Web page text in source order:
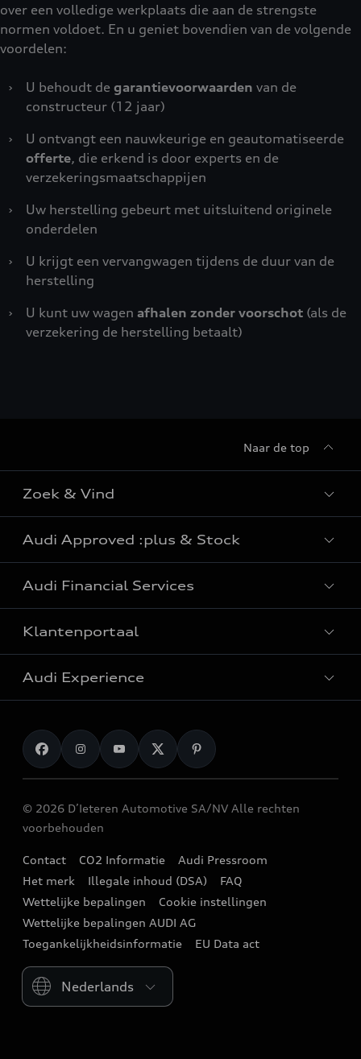
over een volledige werkplaats die aan de strengste
normen voldoet. En u geniet bovendien van de volgende
voordelen:
› U behoudt de garantievoorwaarden van de
constructeur (12 jaar)
›
U ontvangt een nauwkeurige en geautomatiseerde
offerte, die erkend is door experts en de
verzekeringsmaatschappijen
›
Uw herstelling gebeurt met uitsluitend originele
onderdelen
›
U krijgt een vervangwagen tijdens de duur van de
herstelling
›
U kunt uw wagen afhalen zonder voorschot (als de
verzekering de herstelling betaalt)
Naar de top
Zoek & Vind
Alle modellen
Plug-in hybrides wagens
Gezinswagens
Stadswagens
Een testrit aanvragen
Een offerte aanvragen
Uw Audi verdeler
Overnamewaarde
Audi Fleet services
Audi Approved :plus & Stock
Audi Approved :plus
Audi stockwagens
Audi Financial Services
Particulieren
Professionals
Klantenportaal
Onderhoud & reparatie
Originele Audi Accessoires
myAudi
Terugroepacties
Audi digital services
Audi verdelers
Partnercontracten en independent operators
Audi Insurance
Audi Experience
Laden
Audi Sport
Audi e-shop
Stories of Progress
Newsletter
© 2026 D’Ieteren Automotive SA/NV Alle rechten
voorbehouden
Contact CO2 Informatie
Audi Pressroom
Het merk
Illegale inhoud (DSA)
FAQ
Wettelijke bepalingen
Cookie instellingen
Wettelijke bepalingen AUDI AG
Toegankelijkheidsinformatie
EU Data act
Please select country